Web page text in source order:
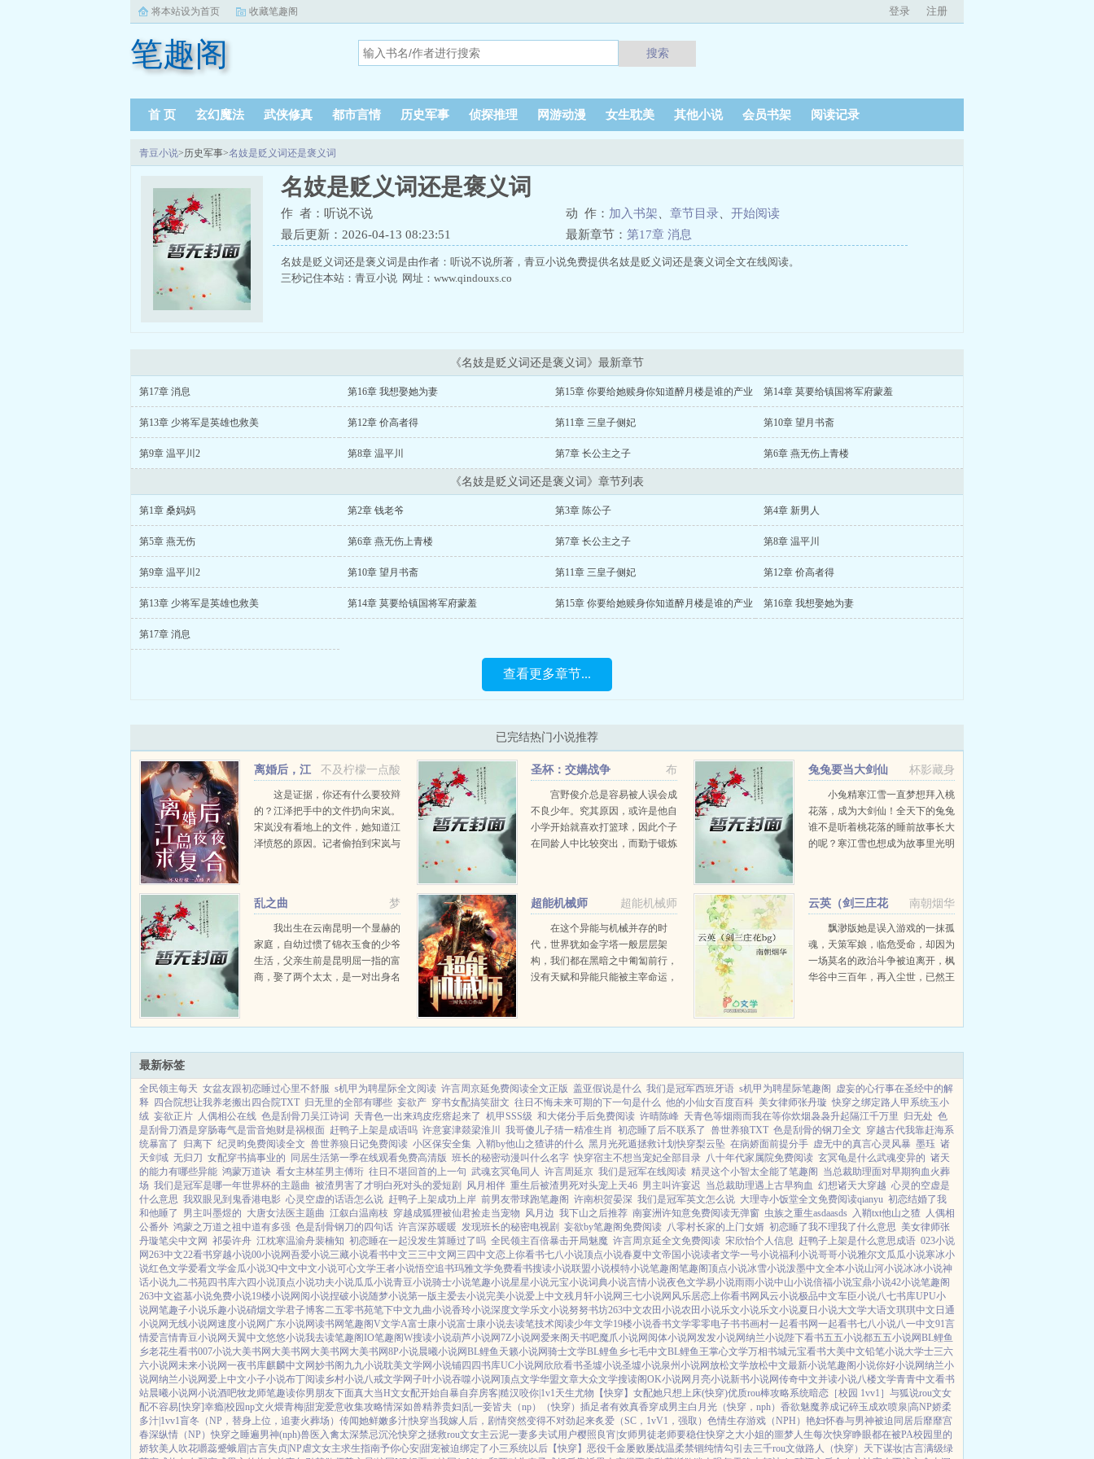
将本站设为首页 收藏笔趣阁 登录 注册
笔趣阁 搜索
首 页 玄幻魔法 武侠修真 都市言情 历史军事 侦探推理 网游动漫 女生耽美 其他小说 会员书架 阅读记录
青豆小说>历史军事>名妓是贬义词还是褒义词
名妓是贬义词还是褒义词
作 者：听说不说 动 作： 加入书架 章节目录
开始阅读
最后更新：2026-04-13 08:23:51
最新章节： 第17章 消息
名妓是贬义词还是褒义词是由作者：听说不说所著，青豆小说免费提供名妓是贬义词还是褒义词全文在线阅读。
三秒记住本站：青豆小说 网址：www.qindouxs.co
《名妓是贬义词还是褒义词》最新章节
第17章 消息 第16章 我想娶她为妻 第15章 你要给她赎身你知道醉月楼是谁的产业 第14章 莫要给镇国将军府蒙羞
第13章 少将军是英雄也救美 第12章 价高者得 第11章 三皇子侧妃 第10章 望月书斋
第9章 温平川2 第8章 温平川 第7章 长公主之子 第6章 燕无伤上青楼
《名妓是贬义词还是褒义词》章节列表
第1章 桑妈妈 第2章 钱老爷 第3章 陈公子 第4章 新男人
第5章 燕无伤 第6章 燕无伤上青楼 第7章 长公主之子 第8章 温平川
第9章 温平川2 第10章 望月书斋 第11章 三皇子侧妃 第12章 价高者得
第13章 少将军是英雄也救美 第14章 莫要给镇国将军府蒙羞 第15章 你要给她赎身你知道醉月楼是谁的产业 第16章 我想娶她为妻
第17章 消息
查看更多章节...
已完结热门小说推荐
不及柠檬一点酸
离婚后，江
总夜夜求复合
这是证据，你还有什么要狡辩
的？江泽把手中的文件扔向宋岚。
宋岚没有看地上的文件，她知道江
泽愤怒的原因。记者偷拍到宋岚与
此非常不满，他认定这是...
布
圣杯：交媾战争
宫野俊介总是容易被人误会成
不良少年。究其原因，或许是他自
小学开始就喜欢打篮球，因此个子
在同龄人中比较突出，而勤于锻炼
觉，因此为了改变印象，自升学...
杯影藏身
兔兔要当大剑仙
小兔精寒江雪一直梦想拜入桃
花落，成为大剑仙！全天下的兔兔
谁不是听着桃花落的睡前故事长大
的呢？寒江雪也想成为故事里光明
梦
乱之曲
我出生在云南昆明一个显赫的
家庭，自幼过惯了锦衣玉食的少爷
生活，父亲生前是昆明屈一指的富
商，娶了两个太太，是一对出身名
美如花，是昆明出名的姊妹花，当
超能机械师
超能机械师
在这个异能与机械并存的时
代，世界犹如金字塔一般层层架
构，我们都在黑暗之中匍匐前行，
没有天赋和异能只能被主宰命运，
尊名！...
南朝烟华
云英（剑三庄花
bg）飘渺版她是误入游戏的一抹孤
魂，天策军娘，临危受命，却因为
一场莫名的政治斗争被迫离开，枫
华谷中三百年，再入尘世，已然王
鞘，锋芒依旧...
最新标签
全民领主每天 女盆友跟初恋睡过心里不舒服 s机甲为聘星际全文阅读 许言周京延免费阅读全文正版 盖亚假说是什么 我们是冠军西班牙语 s机甲为聘星际笔趣阁
虚妄的心行事在圣经中的解
释 四合院想让我养老搬出四合院TXT 归无里的全部有哪些 妄欲产 穿书女配搞笑甜文 往日不悔未来可期的下一句是什么 他的小仙女百度百科 美女律师张丹璇 快穿之绑定路人甲系统玉小
绒 妄欲正片 人偶相公在线 色是刮骨刀吴江诗词 天青色一出来鸡皮疙瘩起来了 机甲SSS级 和大佬分手后免费阅读 许晴陈峰 天青色等烟雨而我在等你炊烟袅袅升起隔江千万里 归无处 色
是刮骨刀酒是穿肠毒气是雷音炮财是祸根面 赶鸭子上架是成语吗 许意宴津燚梁淮川 我哥傻儿子猜一精准生肖 初恋睡了后不联系了 兽世养狼TXT 色是刮骨的钢刀全文 穿越古代我靠赶海系
统暴富了
归离下 纪灵昀免费阅读全文 兽世养狼日记免费阅读 小区保安全集 入鞘by他山之猹讲的什么 黑月光死遁拯救计划快穿梨云坠 在病娇面前提分手 虚无中的真言心灵风暴 墨珏 诸
天剑域 无归刀 女配穿书搞事业的 同居生活第一季在线观看免费高清版 班长的秘密动漫叫什么名字 快穿宿主不想当宠妃全部目录 八十年代家属院免费阅读 玄冥龟是什么武魂变异的 诸天
的能力有哪些异能 鸿蒙万道诀 看女主林笙男主傅珩 往日不堪回首的上一句 武魂玄冥龟同人 许言周延京 我们是冠军在线阅读 精灵这个小智太全能了笔趣阁
当总裁助理面对早期狗血火葬
场 我们是冠军是哪一年世界杯的主题曲 被渣男害了才明白死对头的爱短剧 风月相伴 重生后被渣男死对头宠上天46 男主叫许宴迟 当总裁助理遇上古早狗血 幻想诸天大穿越 心灵的空虚是
什么意思 我双眼见到鬼香港电影 心灵空虚的话语怎么说 赶鸭子上架成功上岸 前男友带球跑笔趣阁 许南枳贺晏深 我们是冠军英文怎么说 大理寺小饭堂全文免费阅读qianyu 初恋结婚了我
和他睡了
男主叫墨煜的 大唐女法医主题曲 江叙白温南枝 穿越成狐狸被仙君捡走当宠物 风月边 我下山之后推荐 南宴洲许知意免费阅读无弹窗 虫族之重生asdaasds 入鞘txt他山之猹
人偶相
公番外 鸿蒙之万道之祖中道有多强 色是刮骨钢刀的四句话 许言深苏暖暖 发现班长的秘密电视剧 妄欲by笔趣阁免费阅读 八零村长家的上门女婿 初恋睡了我不理我了什么意思 美女律师张
丹璇笔尖中文网 祁晏许舟 江枕寒温渝舟裴楠知 初恋睡在一起没发生算睡过了吗 全民领主百倍暴击开局魅魔 许言周京延全文免费阅读 宋欣怡个人信息 赶鸭子上架是什么意思成语 023小说
网263中文22看书穿越小说00小说网吾爱小说三藏小说看书中文三三中文网 三四中文恋上你看书七八小说顶点小说春夏中文帝国小说读者文学一号小说福利小说哥哥小说雅尔文瓜瓜小说寒冰小
说红色文学爱看文学金瓜小说3Q中文中文小说可心文学王者小说悟空追书玛雅文学免费看书搜读小说联盟小说模特小说笔趣阁笔趣阁顶点小说冰雪小说泼墨中文全本小说山河小说冰冰小说神
话小说九二书苑四书库六四小说顶点小说功夫小说瓜瓜小说青豆小说骑士小说笔趣小说星星小说元宝小说词典小说言情小说夜色文学易小说雨雨小说中山小说倍福小说宝鼎小说42小说笔趣阁
263中文盗墓小说免费小说19楼小说网阅小说捏破小说随梦小说第一版主爱去小说完美小说爱上中文残月轩小说网 三七小说网 风乐居恋上你看书网 风云小说极品中文车臣小说八七书库UPU小
说网笔趣子小说乐趣小说硝烟文学君子博客二五零书苑笔下中文九曲小说香玲小说深度文学乐文小说努努书坊263中文农田小说农田小说乐文小说乐文小说夏日小说大文学大语文琪琪中文 日通
小说网无线小说网速度小说网 广东小说网读书网笔趣阁V文学A富士康小说富士康小说去读笔技术阅读少年文学19楼小说香书文学零零电子书书画村一起看书网一起看书七八小说八一中文91言
情爱言情青豆小说网 天翼中文悠悠小说我去读笔趣阁IO笔趣阁W搜读小说葫芦小说网7Z小说网爱来阁 天书吧魔爪小说网 阅体小说网发发小说网纳兰小说陛下看书五五小说都五五小说网BL鲤鱼
乡老花生看书007小说大美书网 大美书网 大美书网 大美书网8P小说晨曦小说网BL鲤鱼 天籁小说网骑士文学BL鲤鱼乡七毛中文BL鲤鱼王掌心文学万相书城元宝看书大美中文铅笔小说大学士三六
六小说网未来小说网一夜书库麒麟中文网妙书阁 九九小说耽美文学网小说铺四四书库UC小说网 欣欣看书圣墟小说圣墟小说泉州小说网放松文学放松中文最新小说笔趣阁小说你好小说网纳兰小
说网纳兰小说网爱上中文小子小说布丁阅读乡村小说八戒文学网子叶小说吞噬小说网顶点文学华盟文章大众文学搜读阁OK小说网 月亮小说新书小说网传奇中文并读小说八楼文学青青中文看书
站晨曦小说网小说酒吧牧龙师笔趣读你男朋友下面真大当H文女配开始自暴自弃房客|糙汉咬你|1v1天生尤物【快穿】 女配她只想上床(快穿)优质rou棒攻略系统暗恋［校园 1vv1］ 与狐说rou文女
配不容易[快穿]幸瘾|校园np文火煨青梅|甜宠爱意收集攻略情深如兽精养贵妇|乱一妾皆夫（np） （快穿）插足者有效真香穿成男主白月光（快穿，nph） 香欲魅魔养成记碎玉成欢喷泉|高NP娇柔
多汁|1vv1盲冬（NP，替身上位，追妻火葬场） 传闻她鲜嫩多汁|快穿当我嫁人后，剧情突然变得不对劲起来炙爱（SC，1vV1，强取） 色情生存游戏（NPH） 艳妇怀春与男神被迫同居后靡靡宫
春深纵情（NP）快穿之睡遍男神(nph)兽医 入禽太深禁忌沉沦快穿之拯救rou文女主云泥一妻多夫试用户樱照良宵|女师男徒老师要稳住快穿之大小姐的噩梦人生每次快穿睁眼都在被PA校园里的
娇软美人 吹花嚼蕊蹙蛾眉|古言失贞|NP虐文女主求生指南予你心安|甜宠被迫绑定了小三系统以后【快穿】 恶役千金屡败屡战温柔禁锢纯情勾引 去三千rou文做路人（快穿） 天下谋妆|古言满级绿